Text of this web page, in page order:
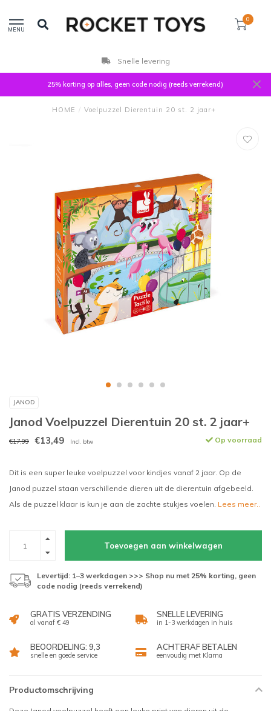
MENU
0
Snelle levering
25% korting op alles, geen code nodig (reeds verrekend)
HOME / Voelpuzzel Dierentuin 20 st. 2 jaar+
JANOD
Janod Voelpuzzel Dierentuin 20 st. 2 jaar+
€17,99 €13,49 Incl. btw Op voorraad
Dit is een super leuke voelpuzzel voor kindjes vanaf 2 jaar. Op de
Janod puzzel staan verschillende dieren uit de dierentuin afgebeeld.
Als de puzzel klaar is kun je aan de zachte stukjes voelen. Lees meer..
Toevoegen aan winkelwagen
Levertijd: 1–3 werkdagen >>> Shop nu met 25% korting, geen
code nodig (reeds verrekend)
GRATIS VERZENDING
al vanaf € 49
SNELLE LEVERING
in 1-3 werkdagen in huis
BEOORDELING: 9,3
snelle en goede service
ACHTERAF BETALEN
eenvoudig met Klarna
Productomschrijving